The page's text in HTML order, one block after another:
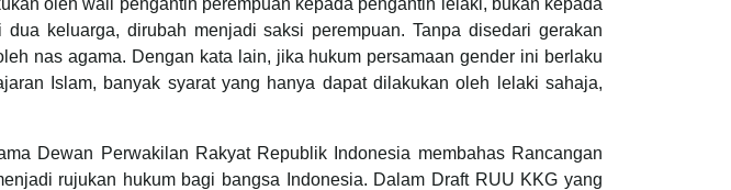
keluarga, dirubah menjadi saksi perempuan. Tanpa disedari gerakan
nas agama. Dengan kata lain, jika hukum persamaan gender ini berlaku
Islam, banyak syarat yang hanya dapat dilakukan oleh lelaki sahaja,
Dewan Perwakilan Rakyat Republik Indonesia membahas Rancangan
rujukan hukum bagi bangsa Indonesia. Dalam Draft RUU KKG yang